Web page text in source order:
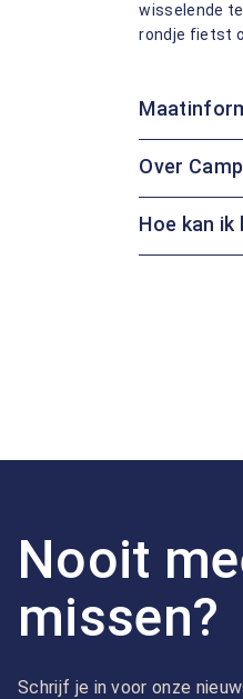
wisselende
rondje fietst
Over
Hoe kan ik
Nooit
missen?
Schrijf je in voor onze